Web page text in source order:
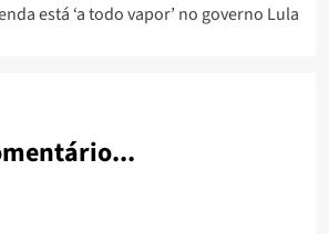
está ‘a todo vapor’ no governo Lula